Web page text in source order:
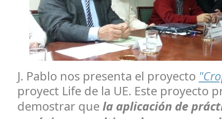
J. Pablo nos presenta el proyecto
proyect Life de la UE. Este proyecto
demostrar que la aplicación de